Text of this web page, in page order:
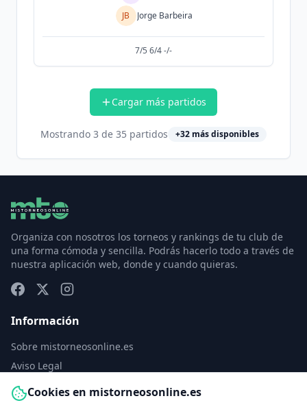
Cookies en mistorneosonline.es
JB
Jorge Barbeira
7/5 6/4 -/-
Cargar más partidos
Mostrando 3 de 35 partidos +32 más disponibles
Organiza con nosotros los torneos y rankings de tu club de
una forma cómoda y sencilla. Podrás hacerlo todo a través de
nuestra aplicación web, donde y cuando quieras.
Información
Sobre mistorneosonline.es
Aviso Legal
Política de Privacidad